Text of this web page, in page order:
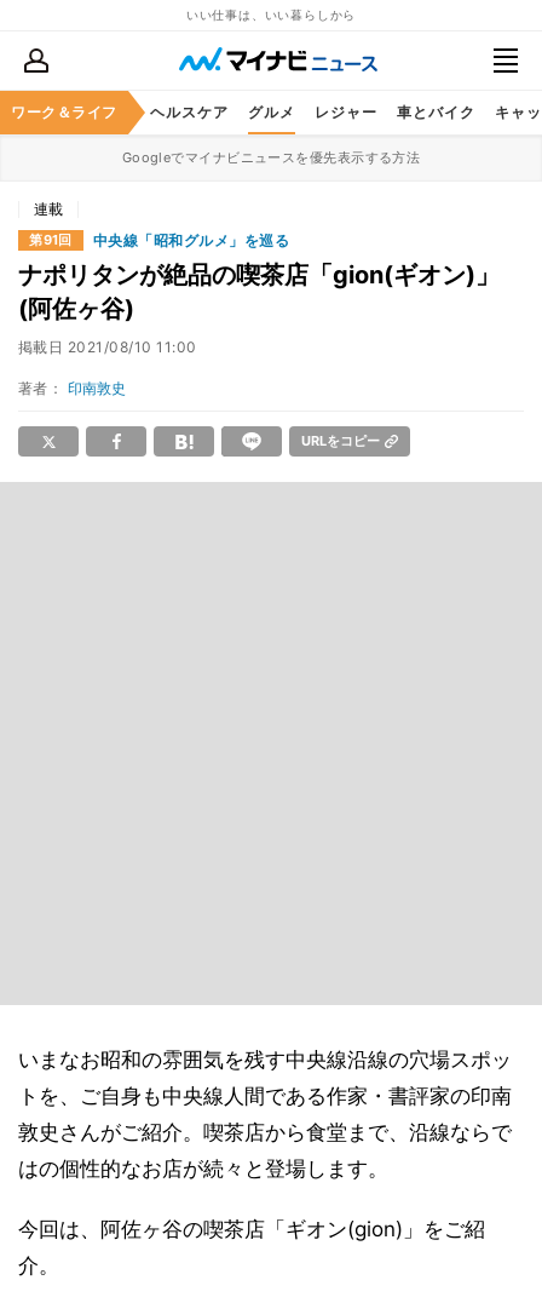
いい仕事は、いい暮らしから
ワーク＆ライフ
マネー 暮らし ヘルスケア グルメ レジャー 車とバイク キャ
Googleでマイナビニュースを優先表示する方法
連載
第91回 中央線「昭和グルメ」を巡る
ナポリタンが絶品の喫茶店「gion(ギオン)」
(阿佐ヶ谷)
掲載日 2021/08/10 11:00
著者： 印南敦史
URLをコピー
いまなお昭和の雰囲気を残す中央線沿線の穴場スポッ
トを、ご自身も中央線人間である作家・書評家の印南
敦史さんがご紹介。喫茶店から食堂まで、沿線ならで
はの個性的なお店が続々と登場します。
今回は、阿佐ヶ谷の喫茶店「ギオン(gion)」をご紹
介。